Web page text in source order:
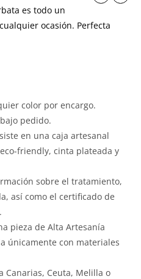
es todo un
ocasión. Perfecta
color por encargo.
pedido.
en una caja artesanal
friendly, cinta plateada y
sobre el tratamiento,
así como el certificado de
pieza de Alta Artesanía
únicamente con materiales
Canarias, Ceuta, Melilla o